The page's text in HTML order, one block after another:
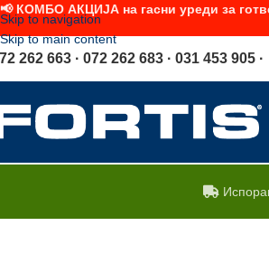
Skip to navigation
Skip to main content
262 663 · 072 262 683 · 031 453 905 ·
📢 КОМБО АКЦИЈА на гасни уреди за